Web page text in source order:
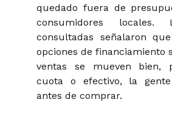
quedado fuera de
consumidores locales.
consultadas señalaron
opciones de financiamiento
ventas se mueven bien,
cuota o efectivo, la
antes de comprar.